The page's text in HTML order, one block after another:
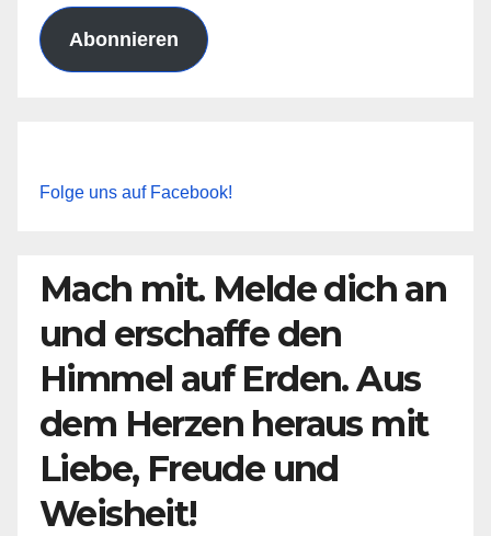
Abonnieren
Folge uns auf Facebook!
Mach mit. Melde dich an
und erschaffe den
Himmel auf Erden. Aus
dem Herzen heraus mit
Liebe, Freude und
Weisheit!